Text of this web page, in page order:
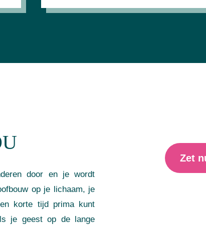
door en je wordt
op je lichaam, je
korte tijd prima kunt
je geest op de lange
Zet